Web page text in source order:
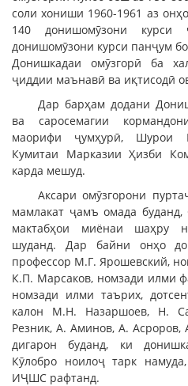
соли хониши 1960-1961 аз
140 донишомӯзони
донишомӯзони курси панҷум
Донишкадаи омӯзгорӣ ба
ҷиддии маънавӣ ва иқтисодӣ
Дар барҳам додани
ва саросемагии
маорифи ҷумҳурӣ, Шурои
Кумитаи Марказии Ҳизби
карда мешуд.
Аксари омӯзгорони
мамлакат ҷамъ омада
мактабҳои миёнаи шаҳру
шуданд. Дар байни онҳо
профессор М.Г. Ярошевский,
К.П. Марсаков, номзади илми
номзади илми таърих,
калон М.Н. Назаршоев, Н.
Резник, А. Аминов, А.
дигарон буданд, ки
Кӯлобро ноилоҷ тарк
ИҶШС рафтанд.